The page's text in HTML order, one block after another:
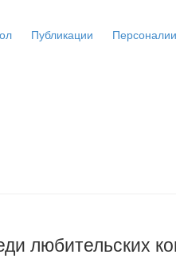
Публикации Персоналии
любительских